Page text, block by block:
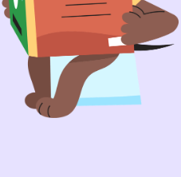
bij aan betrouwbare informatie in onze
Meer informatie